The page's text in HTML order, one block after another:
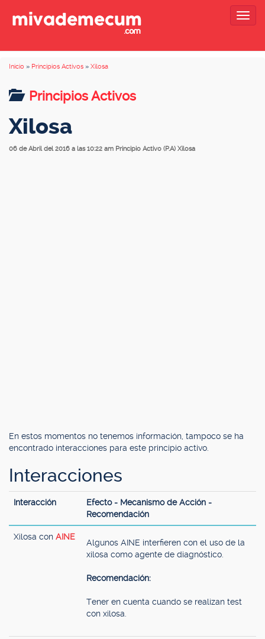
Inicio » Principios Activos » Xilosa
Principios Activos
Xilosa
06 de Abril del 2016 a las 10:22 am Principio Activo (P.A) Xilosa
En estos momentos no tenemos información, tampoco se ha
encontrado interacciones para este principio activo.
Interacciones
Interacción
Efecto - Mecanismo de Acción -
Recomendación
Xilosa con AINE
Algunos AINE interfieren con el uso de la
xilosa como agente de diagnóstico.
Recomendación:
Tener en cuenta cuando se realizan test
con xilosa.